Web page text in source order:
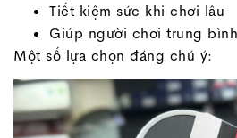
Tiết kiệm sức khi chơi lâu
Giúp người chơi trung
Một số lựa chọn đáng chú ý: